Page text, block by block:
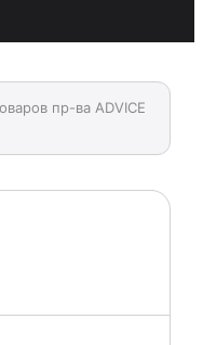
пр-ва ADVICE